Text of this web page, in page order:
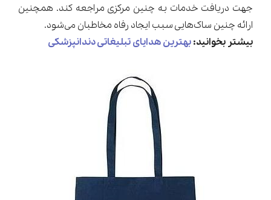
جهت دریافت خدمات به چنین مرکزی مراجعه کند. همچنین
ارائه چنین ساک‌هایی سبب ایجاد رفاه مخاطبان می‌شود.
بیشتر بخوانید:بهترین هدایای تبلیغاتی دندانپزشکی